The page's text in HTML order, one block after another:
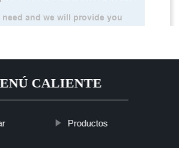
CALIENTE
Productos